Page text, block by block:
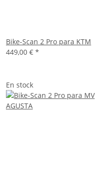
Bike-Scan 2 Pro para KTM
449,00 € *
En stock